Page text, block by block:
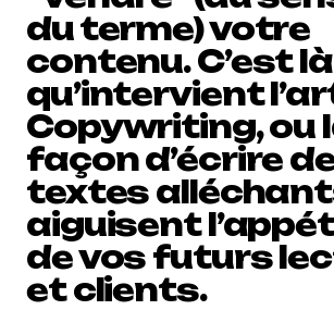
du terme) votre
contenu. C’est là
qu’intervient
Copywriting, ou
façon d’écrire
textes
aiguisent
de vos futurs
et clients.